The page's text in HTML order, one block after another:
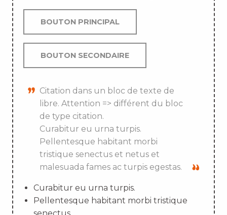
BOUTON PRINCIPAL
BOUTON SECONDAIRE
Citation dans un bloc de texte de
libre. Attention => différent du bloc
de type citation.
Curabitur eu urna turpis.
Pellentesque habitant morbi
tristique senectus et netus et
malesuada fames ac turpis egestas.
Curabitur eu urna turpis.
Pellentesque habitant morbi tristique